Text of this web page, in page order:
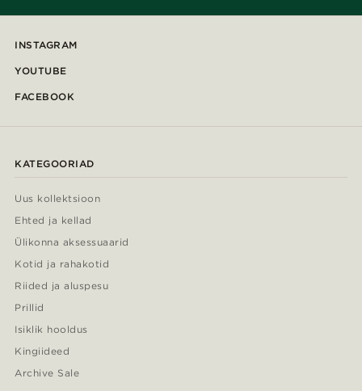
INSTAGRAM
YOUTUBE
FACEBOOK
KATEGOORIAD
Uus kollektsioon
Ehted ja kellad
Ülikonna aksessuaarid
Kotid ja rahakotid
Riided ja aluspesu
Prillid
Isiklik hooldus
Kingiideed
Archive Sale